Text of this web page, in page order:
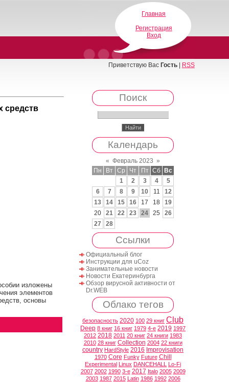
Главная
Регистрация
Вход
Приветствую Вас Гость| RSS
средств
изложены
элементов
основы
Поиск
Календарь
« Февраль 2023 »
Пн
Вт Ср Чт Пт Сб
Вс
1
2 3 4
5
6
7 8 9 10 11
12
13
14 15 16 17 18
19
20
21 22 23 24 25
26
27
28
Ссылки
Официальный блог
Инструкции для uCoz
Занимательные новости
Новости Екатеринбурга
Обзор вирусной активности от
Dr.WEB
Облако тегов
безопасность 2020 100 29 книг Club
Deep 8 книг 16 книг 1979 4-е 2019 1997
2012 2018 2011 20 книг 24 книги 1983
2010 28 книг Collection 2004 22 книги
country HardStyle 2016 Improvisation
1970 Core Funky Future Chill
Experimental Linux DANCEHALL
Lo-Fi
2007 2002 1990 3-е 2017 Italo 2005 2009
2003 1987 2015 Latin 1986 1992 2006